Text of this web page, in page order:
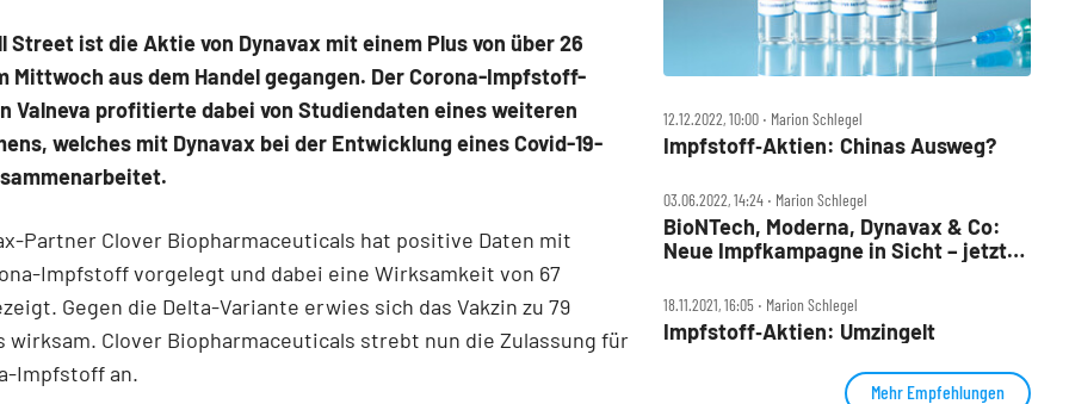
Street ist die Aktie von Dynavax mit einem Plus von über 26
Mittwoch aus dem Handel gegangen. Der Corona-Impfstoff-
Valneva profitierte dabei von Studiendaten eines weiteren
welches mit Dynavax bei der Entwicklung eines Covid-19-
Partner Clover Biopharmaceuticals hat positive Daten mit
Impfstoff vorgelegt und dabei eine Wirksamkeit von 67
Gegen die Delta-Variante erwies sich das Vakzin zu 79
wirksam. Clover Biopharmaceuticals strebt nun die Zulassung für
Impfstoff an.
12.12.2022, 10:00 ‧ Marion Schlegel
Impfstoff‑Aktien: Chinas Ausweg?
03.06.2022, 14:24 ‧ Marion Schlegel
BioNTech, Moderna, Dynavax & Co:
Neue Impfkampagne in Sicht – jetzt
18.11.2021, 16:05 ‧ Marion Schlegel
Impfstoff‑Aktien: Umzingelt
Mehr Empfehlungen